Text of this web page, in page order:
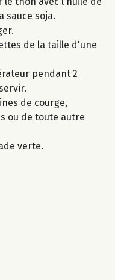
sauce soja.
de la taille d'une
pendant 2
de courge,
ou de toute autre
verte.